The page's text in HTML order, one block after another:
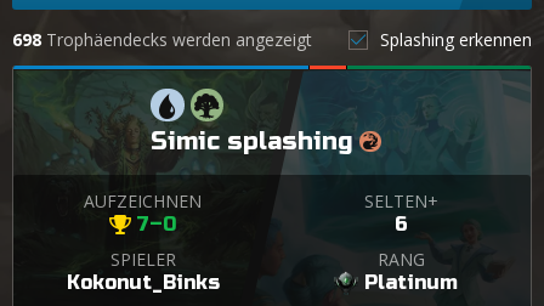
698 Trophäendecks werden angezeigt Splashing erkennen
Simic splashing
AUFZEICHNEN
7–0
SELTEN+
6
SPIELER
Kokonut_Binks
RANG
Platinum